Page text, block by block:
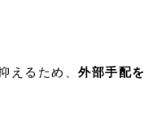
えるため、外部手配を